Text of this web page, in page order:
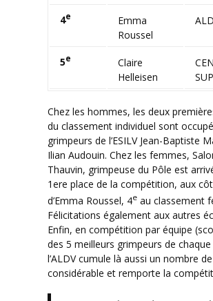
4e
Emma
Roussel
5e
Claire
Helleisen
Chez les hommes, les deux
du classement individuel sont
grimpeurs de l’ESILV Jean-Baptiste
Ilian Audouin. Chez les femmes,
Thauvin, grimpeuse du Pôle est
1ere place de la compétition, aux
d’Emma Roussel, 4e au classement
Félicitations également aux autres
Enfin, en compétition par équipe
des 5 meilleurs grimpeurs de
l’ALDV cumule là aussi un nombre
considérable et remporte la